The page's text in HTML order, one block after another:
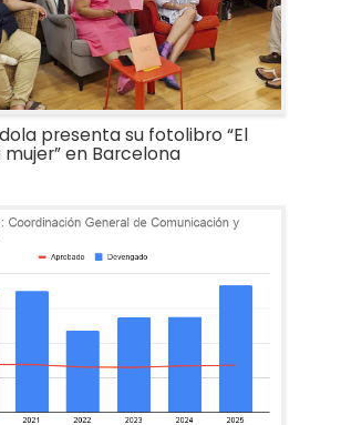
presenta su fotolibro “El
en Barcelona